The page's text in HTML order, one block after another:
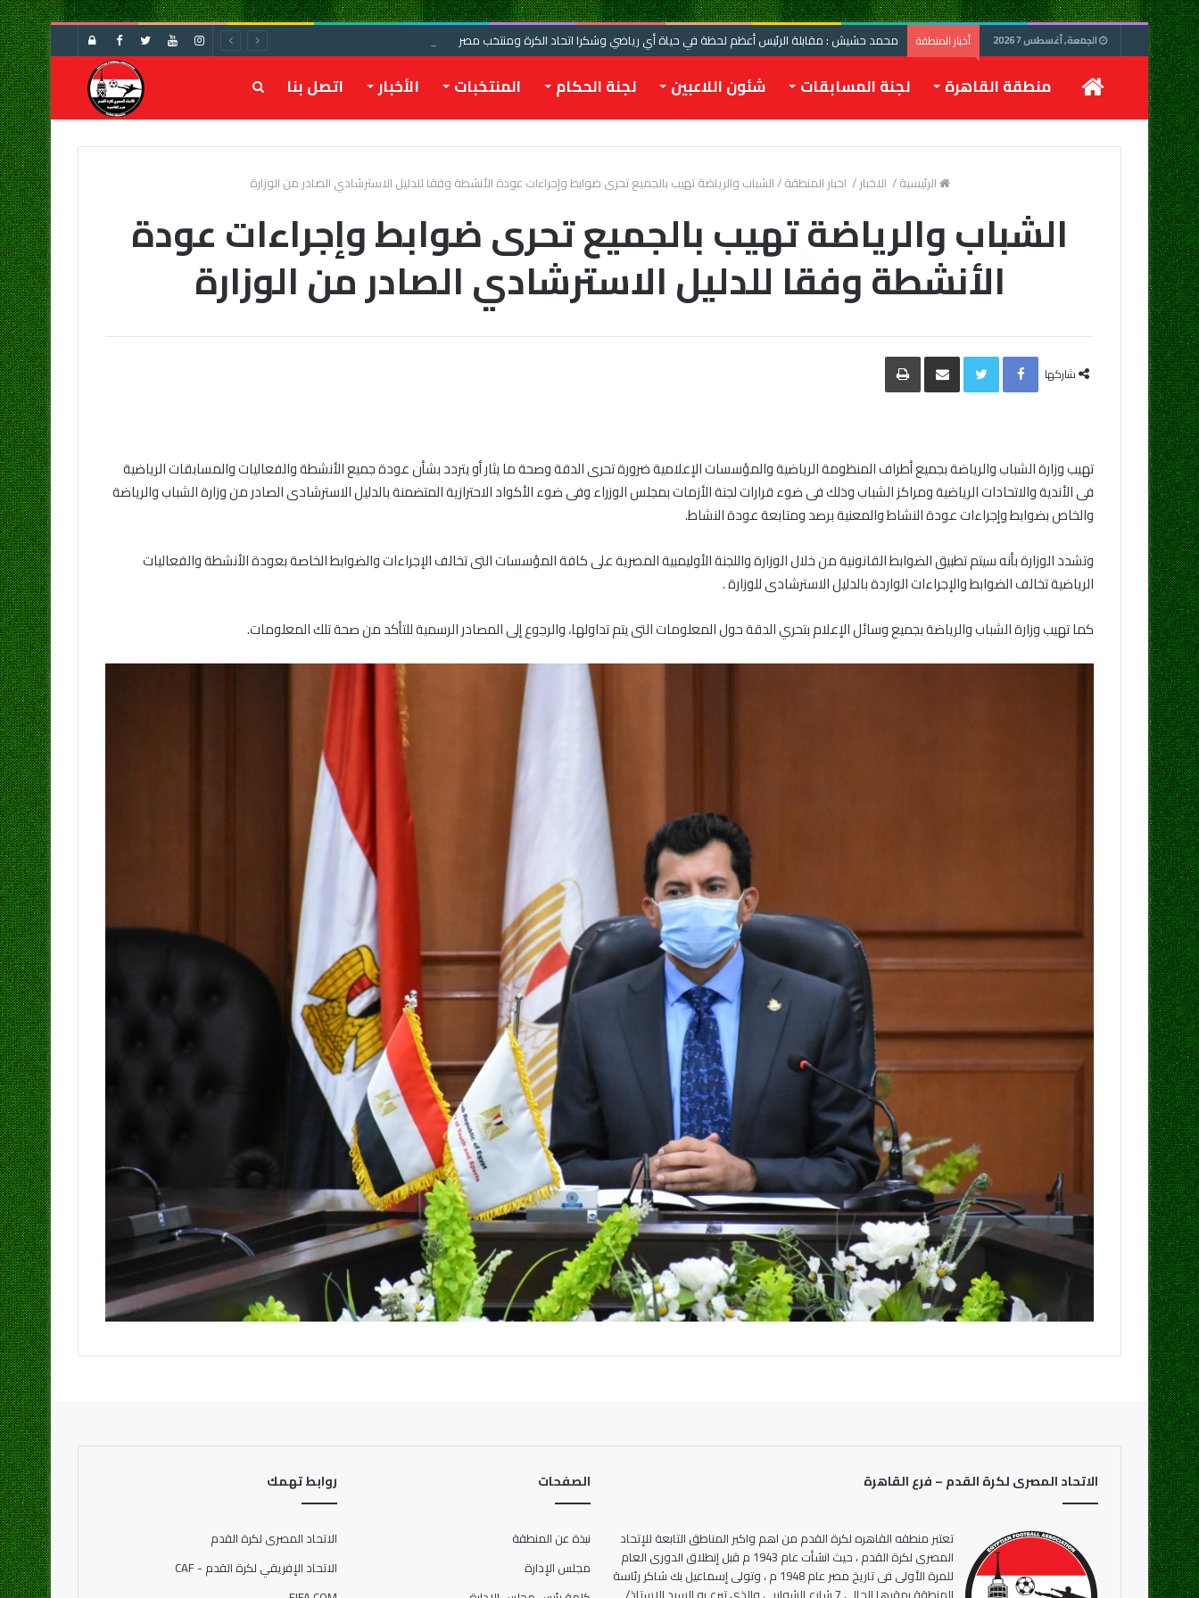
الجمعة, أغسطس 7 2026 أخبار المنطقة محمد حشيش : مقابلة الرئيس أعظم لحظة في حياة أي رياضي وشكرا اتحاد الكرة ومنتخب مصر
تسجيل
الرئيسيةمنطقة القاهرة لجنة المسابقات شئون اللاعبين لجنة الحكام المنتخبات الأخبار اتصل بنا بحث
عن
الرئيسية/ الاخبار/ اخبار المنطقة/الشباب والرياضة تهيب بالجميع تحرى ضوابط وإجراءات عودة الأنشطة وفقا للدليل الاسترشادي الصادر من الوزارة
الشباب والرياضة تهيب بالجميع تحرى ضوابط وإجراءات عودة
الأنشطة وفقا للدليل الاسترشادي الصادر من الوزارة
شاركها
Facebook
Twitter مشاركة
البريد
طباعة
تهيب وزارة الشباب والرياضة بجميع أطراف المنظومة الرياضية والمؤسسات الإعلامية ضرورة تحرى الدقة وصحة ما يثار أو يتردد بشأن عودة جميع الأنشطة والفعاليات والمسابقات الرياضية
فى الأندية والاتحادات الرياضية ومراكز الشباب وذلك فى ضوء قرارات لجنة الأزمات بمجلس الوزراء وفى ضوء الأكواد الاحترازية المتضمنة بالدليل الاسترشادى الصادر من وزارة الشباب والرياضة
والخاص بضوابط وإجراءات عودة النشاط والمعنية برصد ومتابعة عودة النشاط.
وتشدد الوزارة بأنه سيتم تطبيق الضوابط القانونية من خلال الوزارة واللجنة الأوليمبية المصرية على كافة المؤسسات التى تخالف الإجراءات والضوابط الخاصة بعودة الأنشطة والفعاليات
الرياضية تخالف الضوابط والإجراءات الواردة بالدليل الاسترشادى للوزارة .
كما تهيب وزارة الشباب والرياضة بجميع وسائل الإعلام بتحري الدقة حول المعلومات التى يتم تداولها، والرجوع إلى المصادر الرسمية للتأكد من صحة تلك المعلومات.
الاتحاد المصرى لكرة القدم – فرع القاهرة
تعتبر منطقه القاهره لكرة القدم من اهم واكبر المناطق التابعة للإتحاد
المصرى لكرة القدم ، حيث انشأت عام 1943 م قبل إنطلاق الدورى العام
للمرة الأولى فى تاريخ مصر عام 1948 م ، وتولى إسماعيل بك شاكر رئاسة
الصفحات
نبذة عن المنطقة
مجلس الإدارة
روابط تهمك
الاتحاد المصرى لكرة القدم
الاتحاد الإفريقي لكرة القدم - CAF